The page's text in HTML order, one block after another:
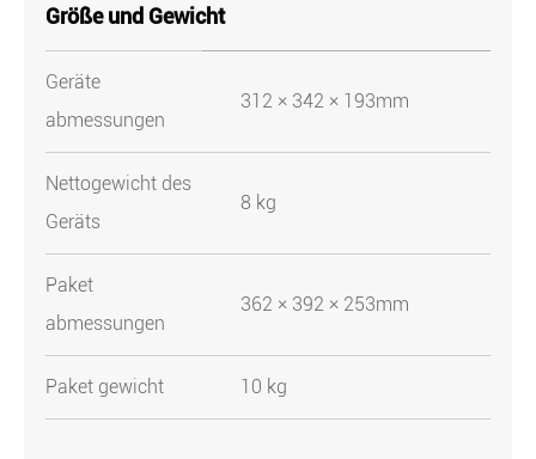
Größe und Gewicht
Geräte
abmessungen
312 × 342 × 193mm
Nettogewicht des
Geräts
8 kg
Paket
abmessungen
362 × 392 × 253mm
Paket gewicht 10 kg